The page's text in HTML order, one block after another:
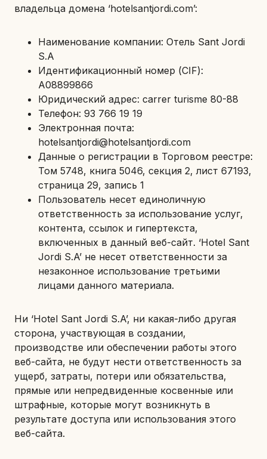
владельца домена ‘hotelsantjordi.com’:
Наименование компании: Отель Sant Jordi
S.A
Идентификационный номер (CIF):
A08899866
Юридический адрес: carrer turisme 80-88
Телефон: 93 766 19 19
Электронная почта:
hotelsantjordi@hotelsantjordi.com
Данные о регистрации в Торговом реестре:
Том 5748, книга 5046, секция 2, лист 67193,
страница 29, запись 1
Пользователь несет единоличную
ответственность за использование услуг,
контента, ссылок и гипертекста,
включенных в данный веб-сайт. ‘Hotel Sant
Jordi S.A’ не несет ответственности за
незаконное использование третьими
лицами данного материала.
Ни ‘Hotel Sant Jordi S.A’, ни какая-либо другая
сторона, участвующая в создании,
производстве или обеспечении работы этого
веб-сайта, не будут нести ответственность за
ущерб, затраты, потери или обязательства,
прямые или непредвиденные косвенные или
штрафные, которые могут возникнуть в
результате доступа или использования этого
веб-сайта.